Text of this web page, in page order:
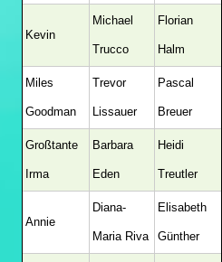
Kevin
Michael
Trucco
Florian
Halm
Miles
Goodman
Trevor
Lissauer
Pascal
Breuer
Großtante
Irma
Barbara
Eden
Heidi
Treutler
Annie
Diana-
Maria Riva
Elisabeth
Günther